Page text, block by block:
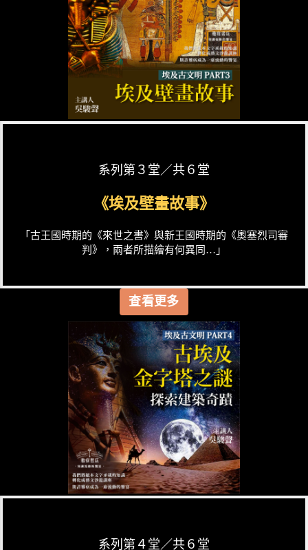
系列第３堂／共６堂
《埃及壁畫故事》
「古王國時期的《來世之書》與新王國時期的《奧塞烈司審
判》，兩者所描繪有何異同…」
查看更多
系列第４堂／共６堂